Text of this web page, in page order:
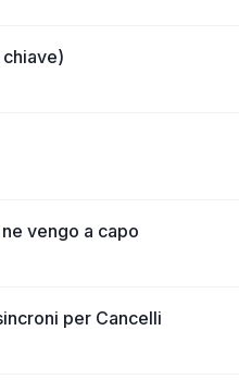
vengo a capo
per Cancelli